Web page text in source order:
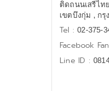
ติดถนนเสรีไท
เขตบึงกุ่ม , กรุ
Tel :02-375-
Facebook
Line ID :